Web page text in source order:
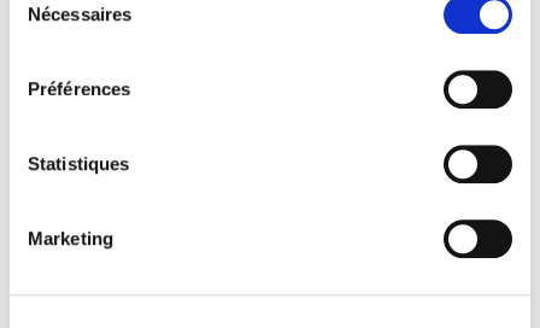
Nécessaires
Préférences
Statistiques
Marketing